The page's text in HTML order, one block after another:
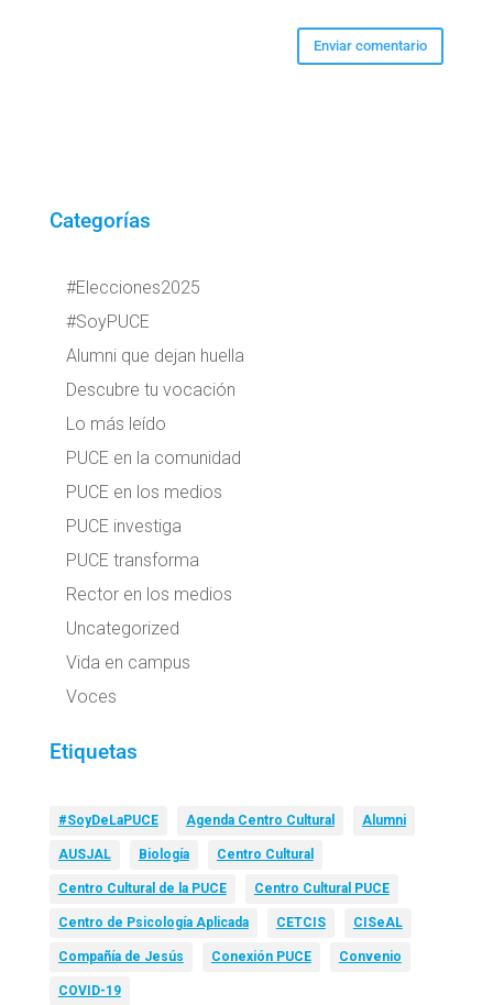
Categorías
#Elecciones2025
#SoyPUCE
Alumni que dejan huella
Descubre tu vocación
Lo más leído
PUCE en la comunidad
PUCE en los medios
PUCE investiga
PUCE transforma
Rector en los medios
Uncategorized
Vida en campus
Voces
Etiquetas
#SoyDeLaPUCE Agenda Centro Cultural Alumni
AUSJAL Biología Centro Cultural
Centro Cultural de la PUCE Centro Cultural PUCE
Centro de Psicología Aplicada CETCIS CISeAL
Compañía de Jesús Conexión PUCE Convenio
COVID-19